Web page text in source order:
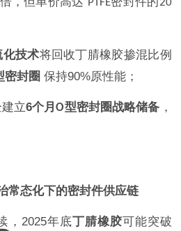
PTFE 20
化技术将回收丁腈橡胶掺混比例
密封圈 保持90%原性能；
建立6个月O型密封圈战略储备 ，
常态化下的密封件供应链
， 2025年底丁腈橡胶可能突破